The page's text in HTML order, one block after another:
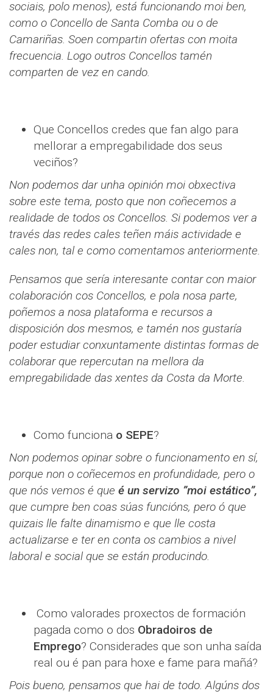
sociais, polo menos), está funcionando moi ben,
como o Concello de Santa Comba ou o de
Camariñas. Soen compartin ofertas con moita
frecuencia. Logo outros Concellos tamén
comparten de vez en cando.
Que Concellos credes que fan algo para
mellorar a empregabilidade dos seus
veciños?
Non podemos dar unha opinión moi obxectiva
sobre este tema, posto que non coñecemos a
realidade de todos os Concellos. Si podemos ver a
través das redes cales teñen máis actividade e
cales non, tal e como comentamos anteriormente.
Pensamos que sería interesante contar con maior
colaboración cos Concellos, e pola nosa parte,
poñemos a nosa plataforma e recursos a
disposición dos mesmos, e tamén nos gustaría
poder estudiar conxuntamente distintas formas de
colaborar que repercutan na mellora da
empregabilidade das xentes da Costa da Morte.
Como funciona o SEPE?
Non podemos opinar sobre o funcionamento en sí,
porque non o coñecemos en profundidade, pero o
que nós vemos é que é un servizo ”moi estático”,
que cumpre ben coas súas funcións, pero ó que
quizais lle falte dinamismo e que lle costa
actualizarse e ter en conta os cambios a nivel
laboral e social que se están producindo.
Como valorades proxectos de formación
pagada como o dos Obradoiros de
Emprego? Considerades que son unha saída
real ou é pan para hoxe e fame para mañá?
Pois bueno, pensamos que hai de todo. Algúns dos